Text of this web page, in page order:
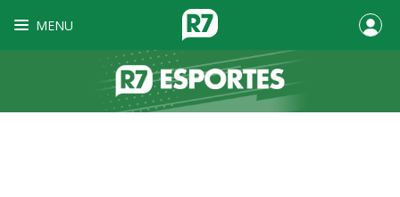
MENU